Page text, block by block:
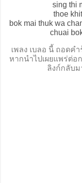
sing thi
thoe
bok mai thuk wa
chuai
เพลง เบลอ นี้ ถอดค
หากนำไปเผยแพร่ต่
ลิงก์กลับ